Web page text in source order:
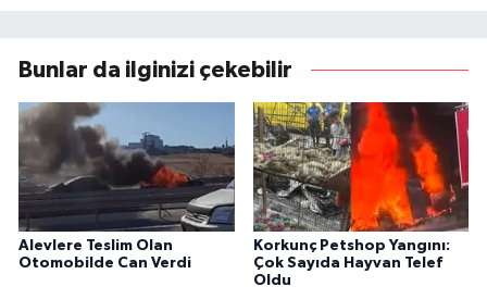
Bunlar da ilginizi çekebilir
Alevlere Teslim Olan
Otomobilde Can Verdi
Korkunç Petshop Yangını:
Çok Sayıda Hayvan Telef
Oldu